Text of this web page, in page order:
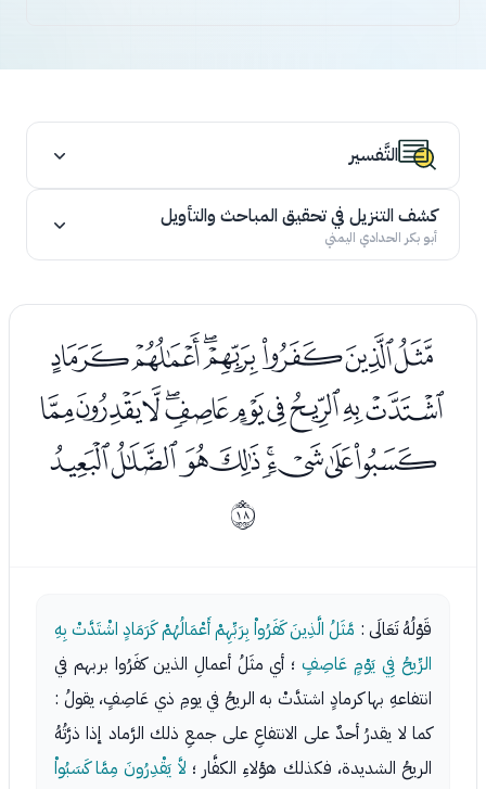
التَّفسير
كشف التنزيل في تحقيق المباحث والتأويل
أبو بكر الحدادي اليمني
ﯤﯥﯦﯧﯨﯩﯪ
ﯫﯬﯭﯮﯯﯰﯱﯲﯳﯴ
ﯵﯶﯷﯸﯹﯺﯻﯼ
ﰑ
قَوْلُهُ تَعَالَى : مَّثَلُ الَّذِينَ كَفَرُواْ بِرَبِّهِمْ أَعْمَالُهُمْ كَرَمَادٍ اشْتَدَّتْ بِهِ
الرِّيحُ فِي يَوْمٍ عَاصِفٍ ؛ أي مثَلُ أعمالِ الذين كفَرُوا بربهم في
انتفاعهِ بها كرمادٍ اشتدَّتْ به الريحُ في يومِ ذي عَاصِفٍ، يقولُ :
كما لا يقدرُ أحدٌ على الانتفاعِ على جمعِ ذلك الرَّماد إذا ذرَّتُهُ
الريحُ الشديدة، فكذلك هؤلاءِ الكفَّار ؛ لاَّ يَقْدِرُونَ مِمَّا كَسَبُواْ